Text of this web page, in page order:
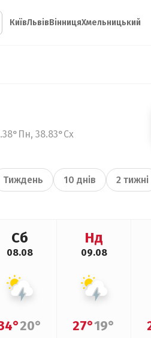
КиївЛьвівВінницяХмельницький
38.83°Сх
Тиждень 10 днів 2 тижні
Сб
08.08
20°
Нд
09.08
27°19°